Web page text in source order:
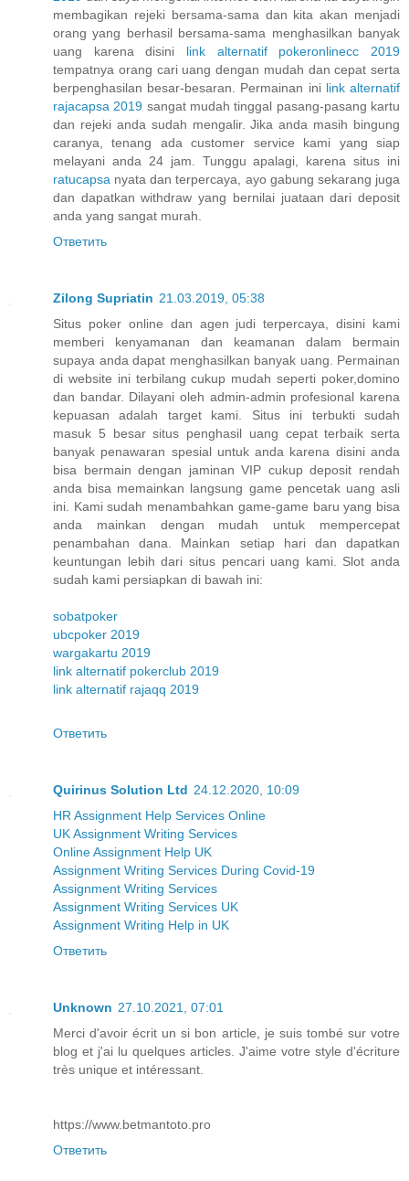
membagikan rejeki bersama-sama dan kita akan menjadi
orang yang berhasil bersama-sama menghasilkan banyak
uang karena disini link alternatif pokeronlinecc 2019
tempatnya orang cari uang dengan mudah dan cepat serta
berpenghasilan besar-besaran. Permainan ini link alternatif
rajacapsa 2019 sangat mudah tinggal pasang-pasang kartu
dan rejeki anda sudah mengalir. Jika anda masih bingung
caranya, tenang ada customer service kami yang siap
melayani anda 24 jam. Tunggu apalagi, karena situs ini
ratucapsa nyata dan terpercaya, ayo gabung sekarang juga
dan dapatkan withdraw yang bernilai juataan dari deposit
anda yang sangat murah.
Ответить
Zilong Supriatin 21.03.2019, 05:38
Situs poker online dan agen judi terpercaya, disini kami
memberi kenyamanan dan keamanan dalam bermain
supaya anda dapat menghasilkan banyak uang. Permainan
di website ini terbilang cukup mudah seperti poker,domino
dan bandar. Dilayani oleh admin-admin profesional karena
kepuasan adalah target kami. Situs ini terbukti sudah
masuk 5 besar situs penghasil uang cepat terbaik serta
banyak penawaran spesial untuk anda karena disini anda
bisa bermain dengan jaminan VIP cukup deposit rendah
anda bisa memainkan langsung game pencetak uang asli
ini. Kami sudah menambahkan game-game baru yang bisa
anda mainkan dengan mudah untuk mempercepat
penambahan dana. Mainkan setiap hari dan dapatkan
keuntungan lebih dari situs pencari uang kami. Slot anda
sudah kami persiapkan di bawah ini:
sobatpoker
ubcpoker 2019
wargakartu 2019
link alternatif pokerclub 2019
link alternatif rajaqq 2019
Ответить
Quirinus Solution Ltd 24.12.2020, 10:09
HR Assignment Help Services Online
UK Assignment Writing Services
Online Assignment Help UK
Assignment Writing Services During Covid-19
Assignment Writing Services
Assignment Writing Services UK
Assignment Writing Help in UK
Ответить
Unknown 27.10.2021, 07:01
Merci d'avoir écrit un si bon article, je suis tombé sur votre
blog et j'ai lu quelques articles. J'aime votre style d'écriture
très unique et intéressant.
https://www.betmantoto.pro
Ответить